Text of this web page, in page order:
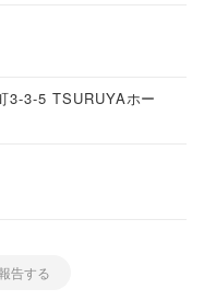
3-3-5 TSURUYAホー
告する